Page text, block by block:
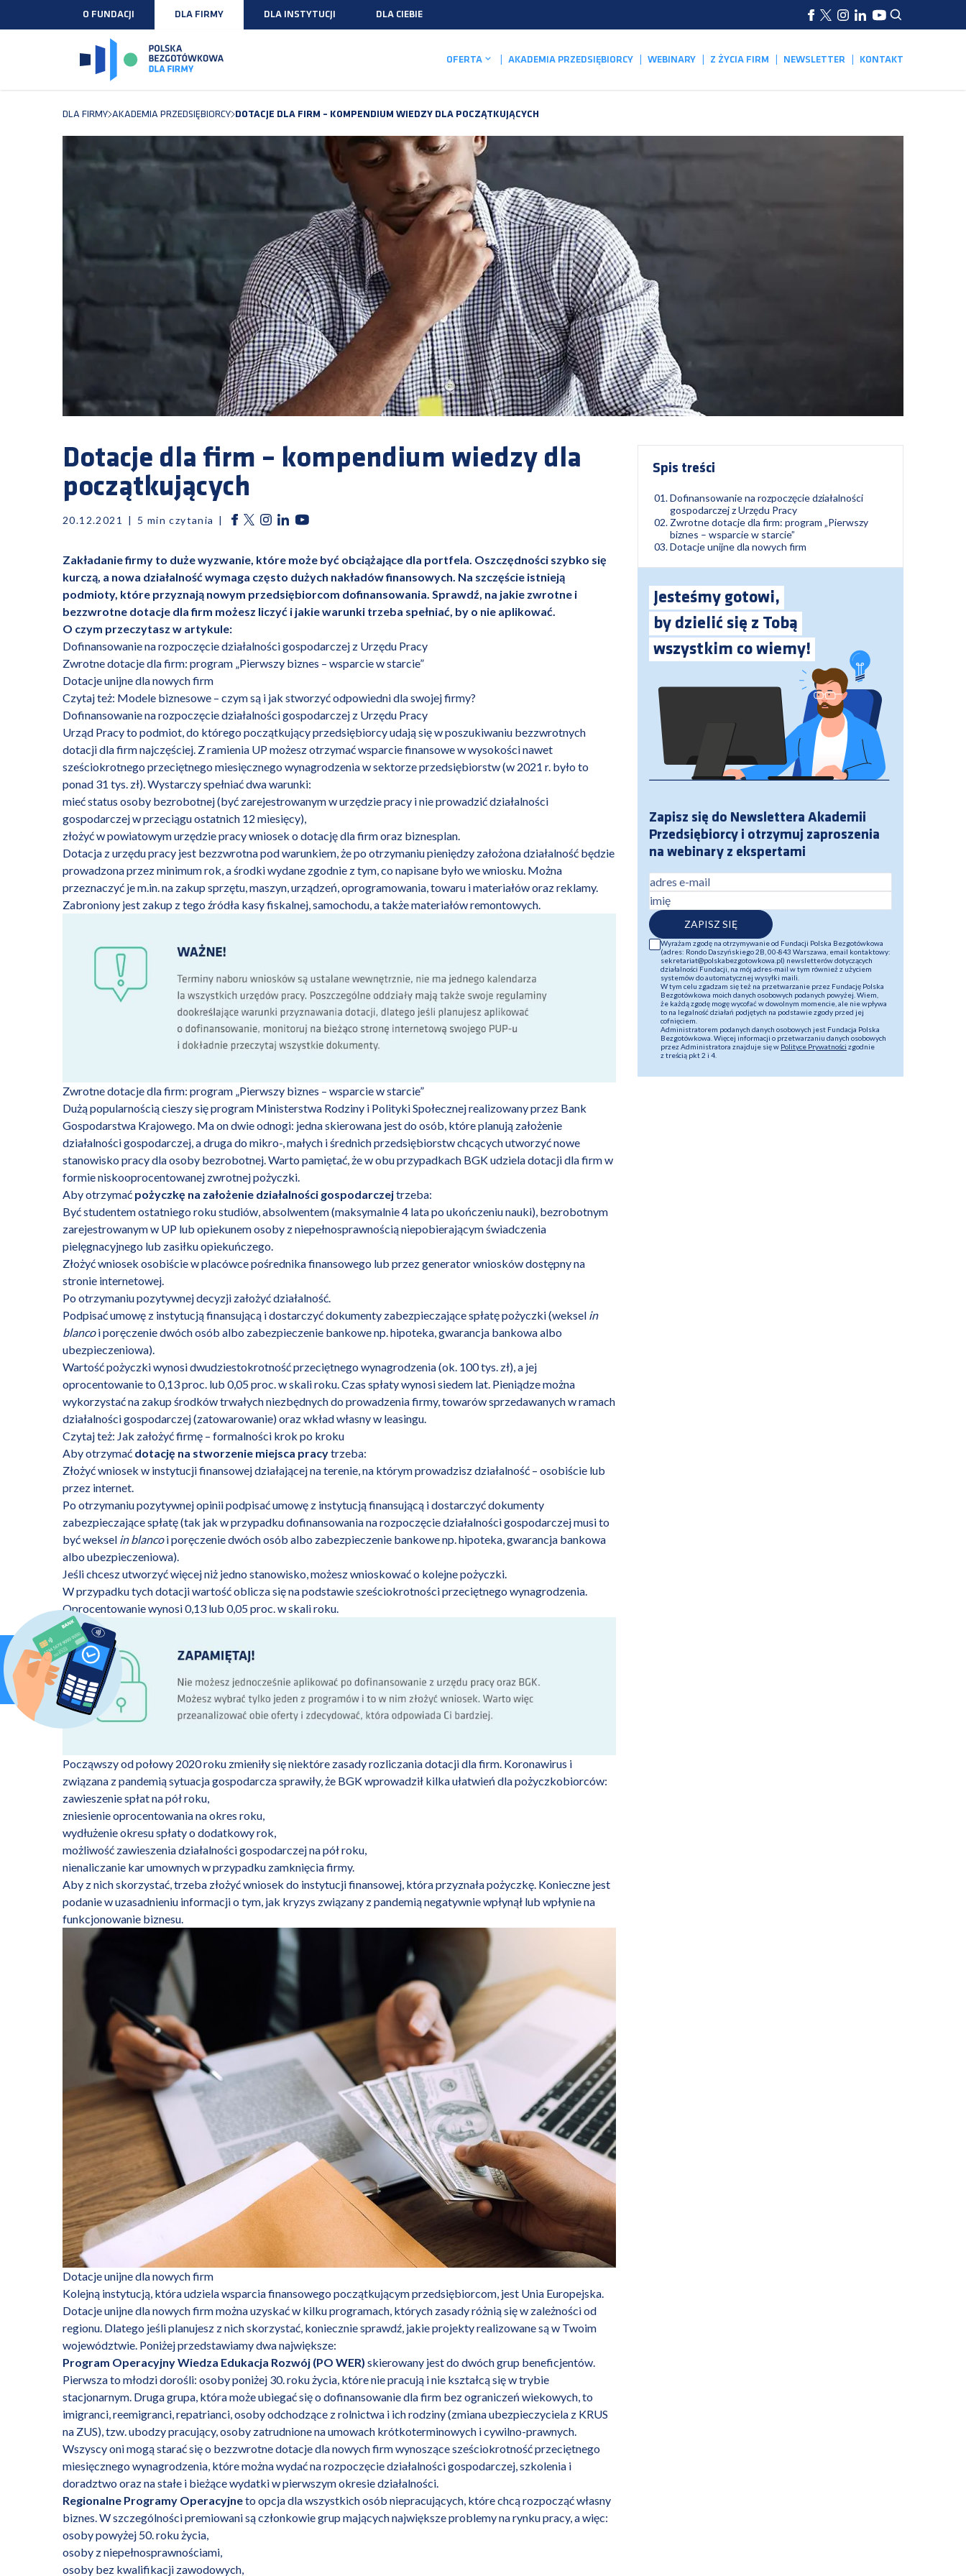
O FUNDACJI DLA FIRMY DLA INSTYTUCJI DLA CIEBIE
OFERTA AKADEMIA PRZEDSIĘBIORCY WEBINARY Z ŻYCIA FIRM NEWSLETTER KONTAKT
DLA FIRMY AKADEMIA PRZEDSIĘBIORCY DOTACJE DLA FIRM – KOMPENDIUM WIEDZY DLA POCZĄTKUJĄCYCH
Dotacje dla firm – kompendium wiedzy dla
początkujących
20.12.2021 5 min czytania
Zakładanie firmy to duże wyzwanie, które może być obciążające dla portfela. Oszczędności szybko się
kurczą, a nowa działalność wymaga często dużych nakładów finansowych. Na szczęście istnieją
podmioty, które przyznają nowym przedsiębiorcom dofinansowania. Sprawdź, na jakie zwrotne i
bezzwrotne dotacje dla firm możesz liczyć i jakie warunki trzeba spełniać, by o nie aplikować.
O czym przeczytasz w artykule:
Dofinansowanie na rozpoczęcie działalności gospodarczej z Urzędu Pracy
Zwrotne dotacje dla firm: program „Pierwszy biznes – wsparcie w starcie”
Dotacje unijne dla nowych firm
Czytaj też: Modele biznesowe – czym są i jak stworzyć odpowiedni dla swojej firmy?
Dofinansowanie na rozpoczęcie działalności gospodarczej z Urzędu Pracy
Urząd Pracy to podmiot, do którego początkujący przedsiębiorcy udają się w poszukiwaniu bezzwrotnych
dotacji dla firm najczęściej. Z ramienia UP możesz otrzymać wsparcie finansowe w wysokości nawet
sześciokrotnego przeciętnego miesięcznego wynagrodzenia w sektorze przedsiębiorstw (w 2021 r. było to
ponad 31 tys. zł). Wystarczy spełniać dwa warunki:
mieć status osoby bezrobotnej (być zarejestrowanym w urzędzie pracy i nie prowadzić działalności
gospodarczej w przeciągu ostatnich 12 miesięcy),
złożyć w powiatowym urzędzie pracy wniosek odotację dla firmoraz biznesplan.
Dotacja z urzędu pracy jest bezzwrotna pod warunkiem, że po otrzymaniu pieniędzy założona działalność będzie
prowadzona przez minimum rok, a środki wydane zgodnie z tym, co napisane było we wniosku. Można
przeznaczyć je m.in. na zakup sprzętu, maszyn, urządzeń, oprogramowania, towaru i materiałów oraz reklamy.
Zabroniony jest zakup z tego źródła kasy fiskalnej, samochodu, a także materiałów remontowych.
Zwrotne dotacje dla firm: program „Pierwszy biznes – wsparcie w starcie”
Dużą popularnością cieszy się program Ministerstwa Rodziny i Polityki Społecznej realizowany przez Bank
Gospodarstwa Krajowego. Ma on dwie odnogi: jedna skierowana jest do osób, które planują założenie
działalności gospodarczej, a druga do mikro-, małych i średnich przedsiębiorstw chcących utworzyć nowe
stanowisko pracy dla osoby bezrobotnej. Warto pamiętać, że w obu przypadkach BGK udziela dotacji dla firm w
formie niskooprocentowanej zwrotnej pożyczki.
Aby otrzymać pożyczkę na założenie działalności gospodarczejtrzeba:
Być studentem ostatniego roku studiów, absolwentem (maksymalnie 4 lata po ukończeniu nauki), bezrobotnym
zarejestrowanym w UP lub opiekunem osoby z niepełnosprawnością niepobierającym świadczenia
pielęgnacyjnego lub zasiłku opiekuńczego.
Złożyć wniosek osobiście w placówce pośrednika finansowego lub przez generator wniosków dostępny na
stronie internetowej.
Po otrzymaniu pozytywnej decyzji założyć działalność.
Podpisać umowę z instytucją finansującą i dostarczyć dokumenty zabezpieczające spłatę pożyczki (weksel in
blancoi poręczenie dwóch osób albo zabezpieczenie bankowe np. hipoteka, gwarancja bankowa albo
ubezpieczeniowa).
Wartość pożyczki wynosi dwudziestokrotność przeciętnego wynagrodzenia (ok. 100 tys. zł), a jej
oprocentowanie to 0,13 proc. lub 0,05 proc. w skali roku. Czas spłaty wynosi siedem lat. Pieniądze można
wykorzystać na zakup środków trwałych niezbędnych do prowadzenia firmy, towarów sprzedawanych w ramach
działalności gospodarczej (zatowarowanie) oraz wkład własny w leasingu.
Czytaj też: Jak założyć firmę – formalności krok po kroku
Aby otrzymać dotację na stworzenie miejsca pracytrzeba:
Złożyć wniosek w instytucji finansowej działającej na terenie, na którym prowadzisz działalność – osobiście lub
przez internet.
Po otrzymaniu pozytywnej opinii podpisać umowę z instytucją finansującą i dostarczyć dokumenty
zabezpieczające spłatę (tak jak w przypadku dofinansowania na rozpoczęcie działalności gospodarczej musi to
być weksel in blancoi poręczenie dwóch osób albo zabezpieczenie bankowe np. hipoteka, gwarancja bankowa
albo ubezpieczeniowa).
Jeśli chcesz utworzyć więcej niż jedno stanowisko, możesz wnioskować o kolejne pożyczki.
W przypadku tych dotacji wartość oblicza się na podstawie sześciokrotności przeciętnego wynagrodzenia.
Oprocentowanie wynosi 0,13 lub 0,05 proc. w skali roku.
Począwszy od połowy 2020 roku zmieniły się niektóre zasady rozliczania dotacji dla firm. Koronawirus i
związana z pandemią sytuacja gospodarcza sprawiły, że BGK wprowadził kilka ułatwień dla pożyczkobiorców:
zawieszenie spłat na pół roku,
zniesienie oprocentowania na okres roku,
wydłużenie okresu spłaty o dodatkowy rok,
możliwość zawieszenia działalności gospodarczej na pół roku,
nienaliczanie kar umownych w przypadku zamknięcia firmy.
Aby z nich skorzystać, trzeba złożyć wniosek do instytucji finansowej, która przyznała pożyczkę. Konieczne jest
podanie w uzasadnieniu informacji o tym, jak kryzys związany z pandemią negatywnie wpłynął lub wpłynie na
funkcjonowanie biznesu.
Dotacje unijne dla nowych firm
Kolejną instytucją, która udziela wsparcia finansowego początkującym przedsiębiorcom, jest Unia Europejska.
Dotacje unijne dla nowych firm można uzyskać w kilku programach, których zasady różnią się w zależności od
regionu. Dlatego jeśli planujesz z nich skorzystać, koniecznie sprawdź, jakie projekty realizowane są w Twoim
województwie. Poniżej przedstawiamy dwa największe:
Program Operacyjny Wiedza Edukacja Rozwój (PO WER) skierowany jest do dwóch grup beneficjentów.
Pierwsza to młodzi dorośli: osoby poniżej 30. roku życia, które nie pracują i nie kształcą się w trybie
stacjonarnym. Druga grupa, która może ubiegać się o dofinansowanie dla firm bez ograniczeń wiekowych, to
imigranci, reemigranci, repatrianci, osoby odchodzące z rolnictwa i ich rodziny (zmiana ubezpieczyciela z KRUS
na ZUS), tzw. ubodzy pracujący, osoby zatrudnione na umowach krótkoterminowych i cywilno-prawnych.
Wszyscy oni mogą starać się o bezzwrotne dotacje dla nowych firm wynoszące sześciokrotność przeciętnego
miesięcznego wynagrodzenia, które można wydać na rozpoczęcie działalności gospodarczej, szkolenia i
doradztwo oraz na stałe i bieżące wydatki w pierwszym okresie działalności.
Regionalne Programy Operacyjneto opcja dla wszystkich osób niepracujących, które chcą rozpocząć własny
biznes. W szczególności premiowani są członkowie grup mających największe problemy na rynku pracy, a więc:
osoby powyżej 50. roku życia,
osoby z niepełnosprawnościami,
osoby bez kwalifikacji zawodowych,
Spis treści
Dofinansowanie na rozpoczęcie działalności
gospodarczej z Urzędu Pracy
Zwrotne dotacje dla firm: program „Pierwszy
biznes – wsparcie w starcie”
Dotacje unijne dla nowych firm
Jesteśmy gotowi,
by dzielić się z Tobą
wszystkim co wiemy!
Zapisz się do Newslettera Akademii
Przedsiębiorcy i otrzymuj zaproszenia
na webinary z ekspertami
adres e-mail
imię
ZAPISZ SIĘ
Wyrażam zgodę na otrzymywanie od Fundacji Polska Bezgotówkowa
(adres: Rondo Daszyńskiego 2B, 00-843 Warszawa, email kontaktowy:
sekretariat@polskabezgotowkowa.pl) newsletterów dotyczących
działalności Fundacji, na mój adres-mail w tym również z użyciem
systemów do automatycznej wysyłki maili.
W tym celu zgadzam się też na przetwarzanie przez Fundację Polska
Bezgotówkowa moich danych osobowych podanych powyżej. Wiem,
że każdą zgodę mogę wycofać w dowolnym momencie, ale nie wpływa
to na legalność działań podjętych na podstawie zgody przed jej
cofnięciem.
Administratorem podanych danych osobowych jest Fundacja Polska
Bezgotówkowa. Więcej informacji o przetwarzaniu danych osobowych
przez Administratora znajduje się w Polityce Prywatności zgodnie
z treścią pkt 2 i 4.